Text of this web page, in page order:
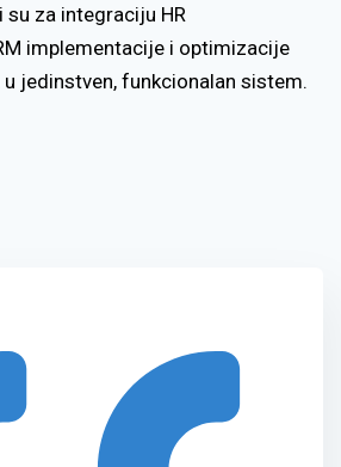
za integraciju HR
implementacije i optimizacije
jedinstven, funkcionalan sistem.